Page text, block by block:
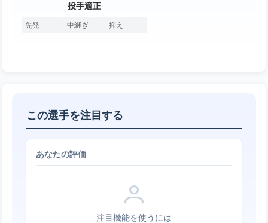
投手適正
先発 中継ぎ 抑え
この選手を注目する
あなたの評価
注目機能を使うには